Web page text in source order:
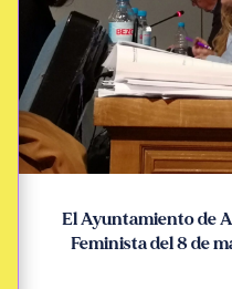
El Ayuntamiento de
Feminista del 8 de